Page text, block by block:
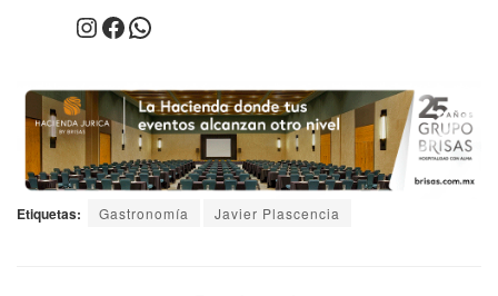
Etiquetas: Gastronomía Javier Plascencia